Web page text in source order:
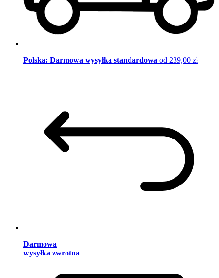
Polska: Darmowa wysyłka standardowa od 239,00 zł
Darmowa
wysyłka zwrotna